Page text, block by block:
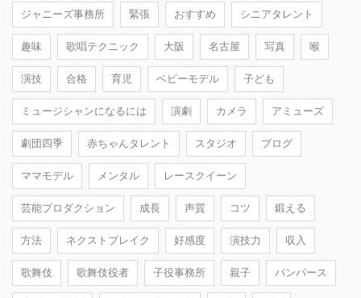
ジャニーズ事務所 緊張 おすすめ シニアタレント
趣味 歌唱テクニック 大阪 名古屋 写真 喉
演技 合格 育児 ベビーモデル 子ども
ミュージシャンになるには 演劇 カメラ アミューズ
劇団四季 赤ちゃんタレント スタジオ ブログ
ママモデル メンタル レースクイーン
芸能プロダクション 成長 声質 コツ 鍛える
方法 ネクストブレイク 好感度 演技力 収入
歌舞伎 歌舞伎役者 子役事務所 親子 パンパース